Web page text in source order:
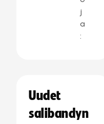
j
a
:
Uudet
salibandyn